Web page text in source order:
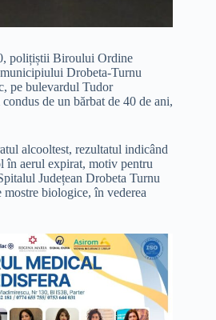
polițiștii Biroului Ordine
Drobeta-Turnu
pe bulevardul Tudor
de un bărbat de 40 de ani,
alcooltest, rezultatul indicând
în aerul expirat, motiv pentru
Județean Drobeta Turnu
mostre biologice, în vederea